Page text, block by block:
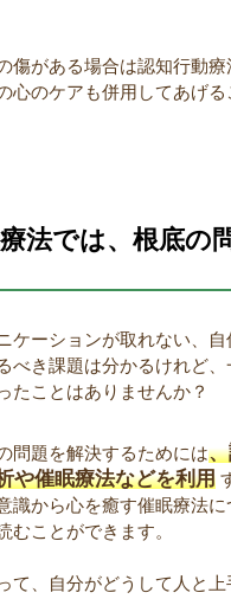
傷がある場合は認知行動療
心のケアも併用してあげ
法では、根底の
ケーションが取れない、
べき課題は分かるけれど
たことはありませんか？
問題を解決するためには
や催眠療法などを利用
識から心を癒す催眠療法に
むことができます。
て、自分がどうして人と